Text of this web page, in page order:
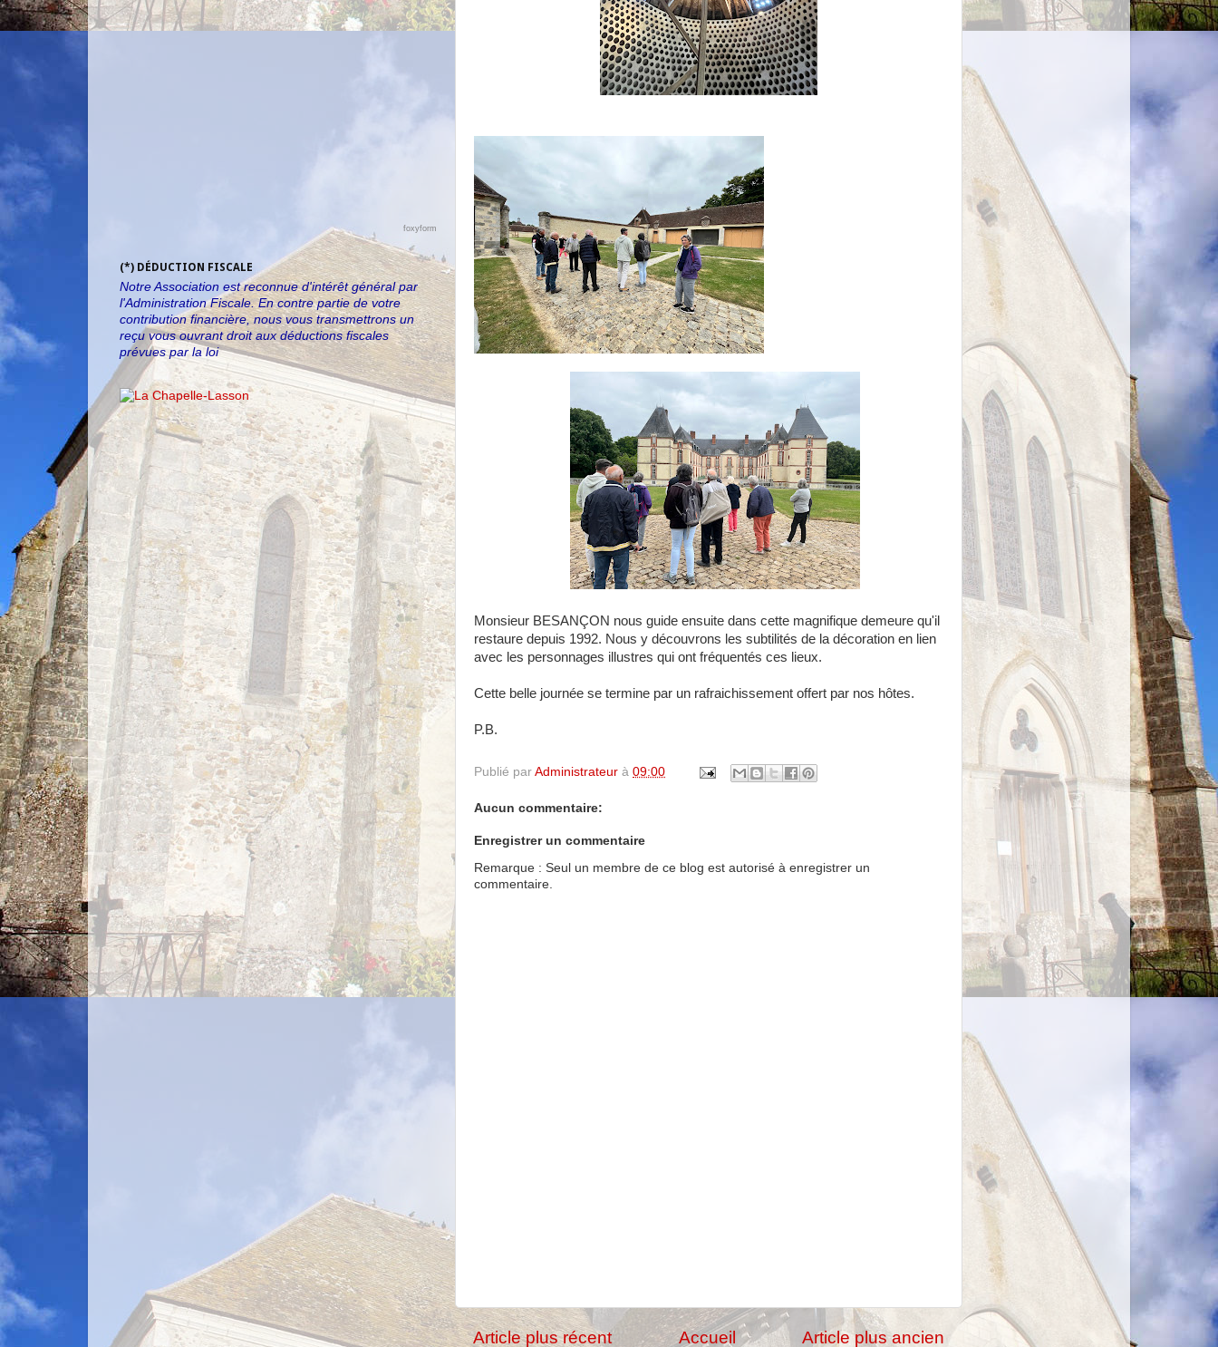
Monsieur BESANÇON nous guide ensuite dans cette magnifique demeure qu'il
restaure depuis 1992. Nous y découvrons les subtilités de la décoration en lien
avec les personnages illustres qui ont fréquentés ces lieux.
Cette belle journée se termine par un rafraichissement offert par nos hôtes.
P.B.
Publié par Administrateur à 09:00
Aucun commentaire:
Enregistrer un commentaire
Remarque : Seul un membre de ce blog est autorisé à enregistrer un
commentaire.
Article plus récent Article plus ancien
Accueil
foxyform
(*) DÉDUCTION FISCALE
Notre Association est reconnue d'intérêt général par
l'Administration Fiscale. En contre partie de votre
contribution financière, nous vous transmettrons un
reçu vous ouvrant droit aux déductions fiscales
prévues par la loi